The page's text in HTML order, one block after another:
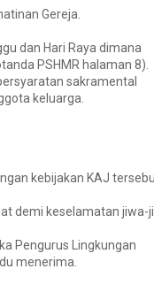
Gereja.
dan Hari Raya dimana
PSHMR halaman 8).
sakramental
keluarga.
kebijakan KAJ
demi keselamatan jiwa-
Pengurus Lingkungan
menerima.